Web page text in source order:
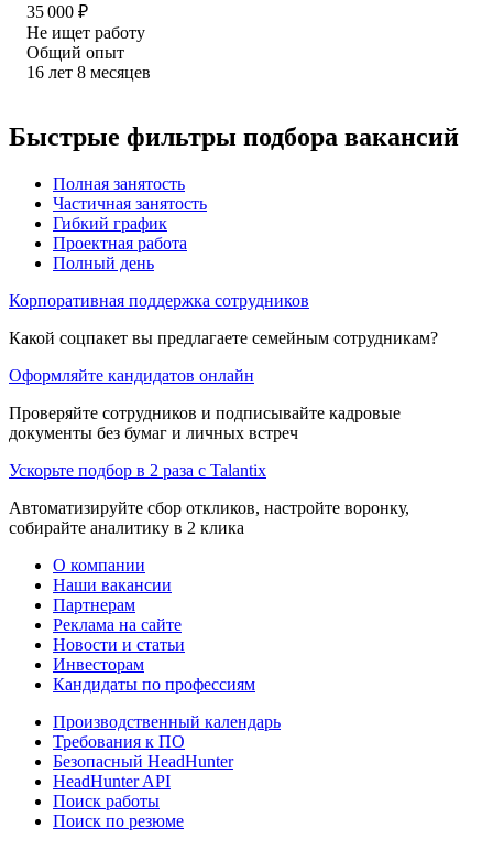
35 000 ₽
Не ищет работу
Общий опыт
16 лет 8 месяцев
Быстрые фильтры подбора вакансий
Полная занятость
Частичная занятость
Гибкий график
Проектная работа
Полный день
Корпоративная поддержка сотрудников
Какой соцпакет вы предлагаете семейным сотрудникам?
Оформляйте кандидатов онлайн
Проверяйте сотрудников и подписывайте кадровые
документы без бумаг и личных встреч
Ускорьте подбор в 2 раза с Talantix
Автоматизируйте сбор откликов, настройте воронку,
собирайте аналитику в 2 клика
О компании
Наши вакансии
Партнерам
Реклама на сайте
Новости и статьи
Инвесторам
Кандидаты по профессиям
Производственный календарь
Требования к ПО
Безопасный HeadHunter
HeadHunter API
Поиск работы
Поиск по резюме